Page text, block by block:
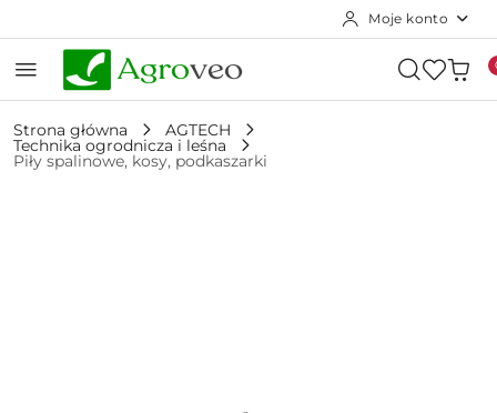
Moje konto
Strona główna AGTECH
Technika ogrodnicza i leśna
Piły spalinowe, kosy, podkaszarki